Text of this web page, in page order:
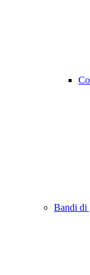
Bandi di